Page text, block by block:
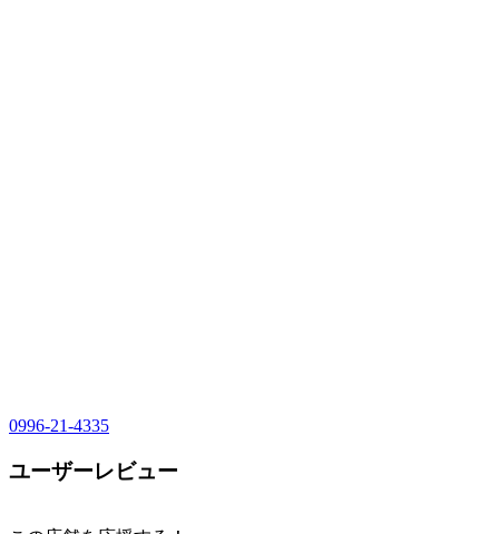
0996-21-4335
ユーザーレビュー